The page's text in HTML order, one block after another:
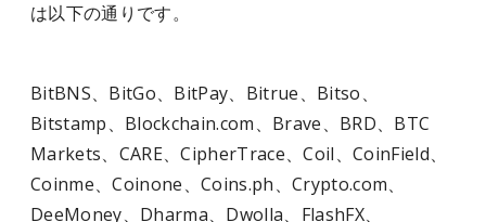
は以下の通りです。
BitBNS、BitGo、BitPay、Bitrue、Bitso、
Bitstamp、Blockchain.com、Brave、BRD、BTC
Markets、CARE、CipherTrace、Coil、CoinField、
Coinme、Coinone、Coins.ph、Crypto.com、
DeeMoney、Dharma、Dwolla、FlashFX、